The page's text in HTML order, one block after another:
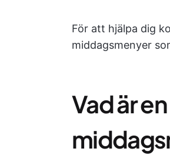
För att hjälpa dig
middagsmenyer
Vad är